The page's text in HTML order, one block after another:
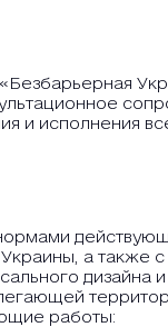
и исполнения
Украины, а также
дизайна
работы: